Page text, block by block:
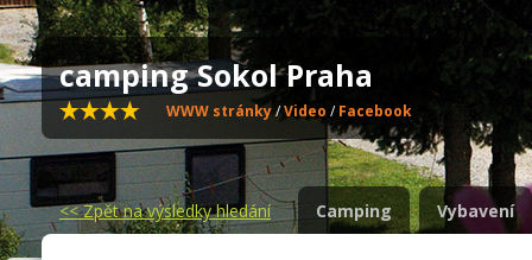
camping Sokol Praha
WWW stránky/Video /Facebook
<<Zpět na výsledky hledání Camping Vybavení